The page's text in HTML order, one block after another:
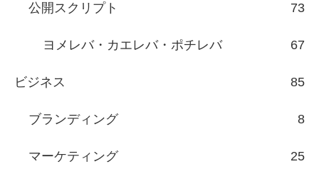
公開スクリプト 73
ヨメレバ・カエレバ・ポチレバ 67
ビジネス 85
ブランディング 8
マーケティング 25